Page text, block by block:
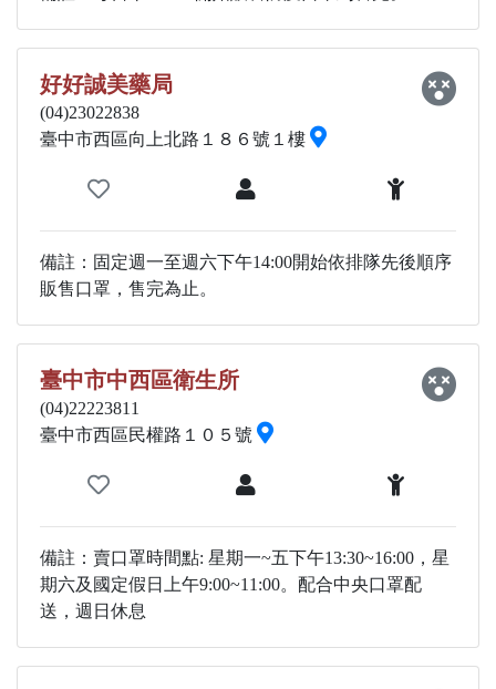
好好誠美藥局
(04)23022838
臺中市西區向上北路１８６號１樓
備註：固定週一至週六下午14:00開始依排隊先後順序
販售口罩，售完為止。
臺中市中西區衛生所
(04)22223811
臺中市西區民權路１０５號
備註：賣口罩時間點: 星期一~五下午13:30~16:00，星
期六及國定假日上午9:00~11:00。配合中央口罩配
送，週日休息